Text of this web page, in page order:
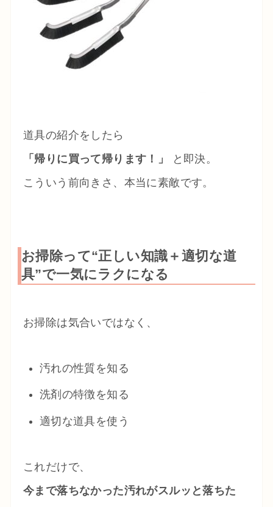
道具の紹介をしたら
「帰りに買って帰ります！」
と即決。
こういう前向きさ、本当に素敵です。
お掃除って“正しい知識＋適切な道
具”で一気にラクになる
お掃除は気合いではなく、
汚れの性質を知る
洗剤の特徴を知る
適切な道具を使う
これだけで、
今まで落ちなかった汚れがスルッと落ちた